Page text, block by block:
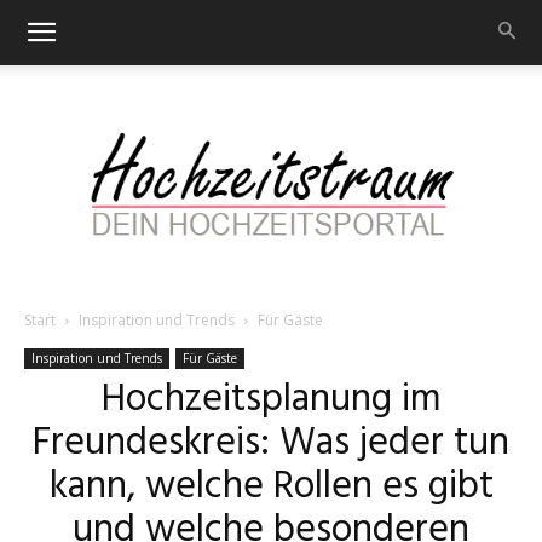
Start Inspiration und Trends Für Gäste
Inspiration und Trends Für Gäste
Hochzeitsplanung im
Freundeskreis: Was jeder tun
kann, welche Rollen es gibt